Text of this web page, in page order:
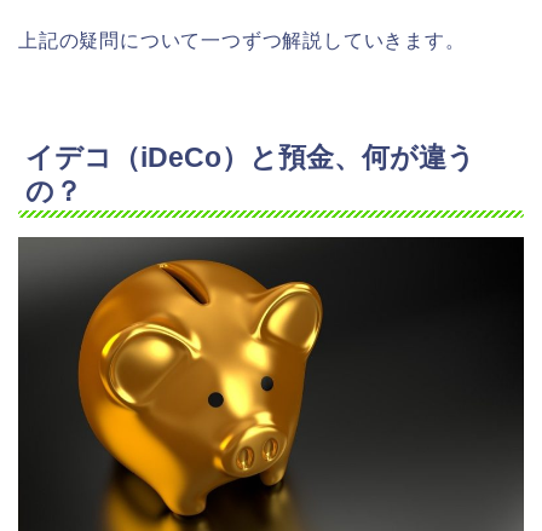
上記の疑問について一つずつ解説していきます。
イデコ（iDeCo）と預金、何が違う
の？